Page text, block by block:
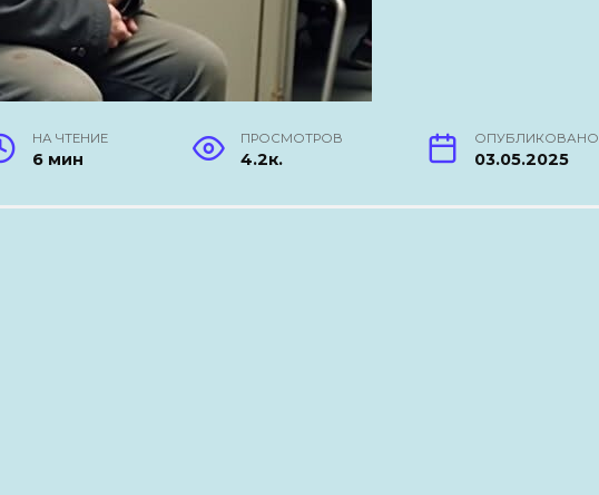
НА ЧТЕНИЕ
6 мин
ПРОСМОТРОВ
4.2к.
ОПУБЛИКОВАНО
03.05.2025